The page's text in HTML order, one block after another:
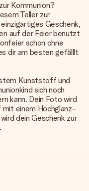
Kommunion?
Teller zur
Geschenk,
auf der Feier benutzt
schon ohne
dir am besten gefälllt
Kunststoff und
sich noch
kann. Dein Foto wird
mit einem Hochglanz-
dein Geschenk zur